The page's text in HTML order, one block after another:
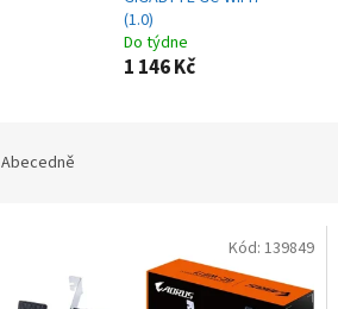
(1.0)
Do týdne
1 146 Kč
Abecedně
Kód: 139849